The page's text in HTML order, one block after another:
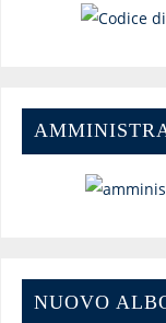
NUOVO